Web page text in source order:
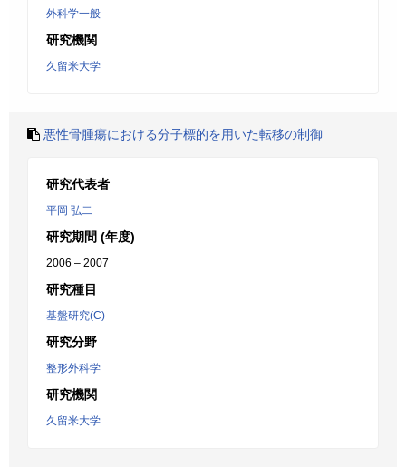
外科学一般
研究機関
久留米大学
悪性骨腫瘍における分子標的を用いた転移の制御
研究代表者
平岡 弘二
研究期間 (年度)
2006 – 2007
研究種目
基盤研究(C)
研究分野
整形外科学
研究機関
久留米大学